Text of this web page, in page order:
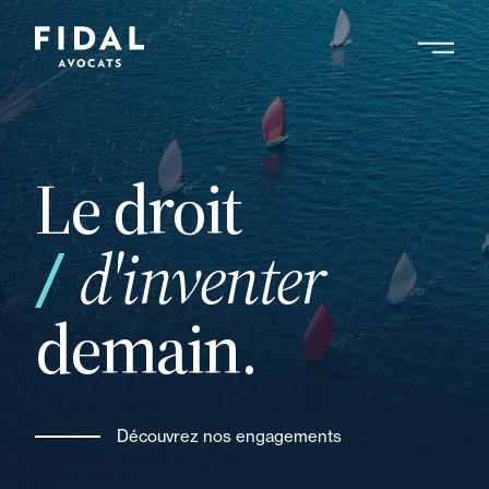
Aller
au
contenu
principalRechercher un mot clé, un professionnel ....
Le droit
d'inventer
demain.
Découvrez nos engagements